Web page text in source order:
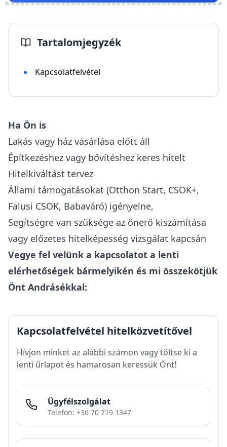
Tartalomjegyzék
Kapcsolatfelvétel
Ha Ön is
Lakás vagy ház vásárlása előtt áll
Építkezéshez vagy bővítéshez keres hitelt
Hitelkiváltást tervez
Állami támogatásokat (Otthon Start, CSOK+,
Falusi CSOK, Babaváró) igényelne,
Segítségre van szüksége az önerő kiszámítása
vagy előzetes hitelképesség vizsgálat kapcsán
Vegye fel velünk a kapcsolatot a lenti
elérhetőségek bármelyikén és mi összekötjük
Önt Andrásékkal:
Kapcsolatfelvétel hitelközvetítővel
Hívjon minket az alábbi számon vagy töltse ki a
lenti űrlapot és hamarosan keressük Önt!
Ügyfélszolgálat
Telefon: +36 70 719 1347